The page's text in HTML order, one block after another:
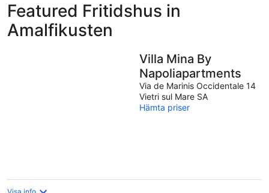
Amalfikusten
för
ikväll,
Amalfikusten
aug.
aug.
-
9
Featured Fritidshus in
Amalfikusten
Villa Mina By
Napoliapartments
Via de Marinis Occidentale 14
Vietri sul Mare SA
Hämta priser